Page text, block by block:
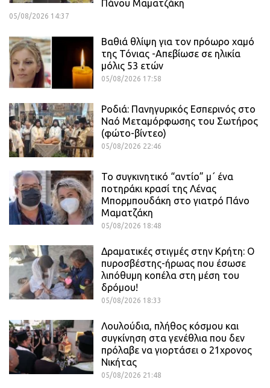
Πάνου Μαματζάκη
05/08/2026 14:37
Βαθιά θλίψη για τον πρόωρο χαμό
της Τόνιας -Απεβίωσε σε ηλικία
μόλις 53 ετών
05/08/2026 17:58
Ροδιά: Πανηγυρικός Εσπερινός στο
Ναό Μεταμόρφωσης του Σωτήρος
(φώτο-βίντεο)
05/08/2026 22:46
Το συγκινητικό “αντίο” μ΄ ένα
ποτηράκι κρασί της Λένας
Μπορμπουδάκη στο γιατρό Πάνο
Μαματζάκη
05/08/2026 18:48
Δραματικές στιγμές στην Κρήτη: Ο
πυροσβέστης-ήρωας που έσωσε
λιπόθυμη κοπέλα στη μέση του
δρόμου!
05/08/2026 18:33
Λουλούδια, πλήθος κόσμου και
συγκίνηση στα γενέθλια που δεν
πρόλαβε να γιορτάσει ο 21χρονος
Νικήτας
05/08/2026 21:48